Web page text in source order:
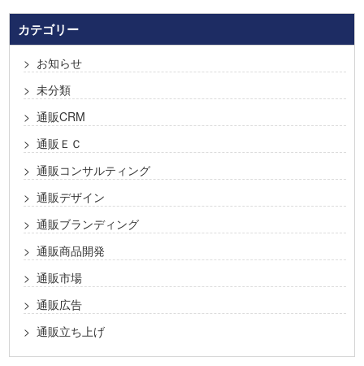
カテゴリー
お知らせ
未分類
通販CRM
通販ＥＣ
通販コンサルティング
通販デザイン
通販ブランディング
通販商品開発
通販市場
通販広告
通販立ち上げ